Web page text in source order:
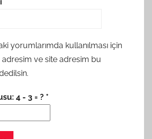
yorumlarımda kullanılması için
adresim ve site adresim bu
4 - 3 = ? *